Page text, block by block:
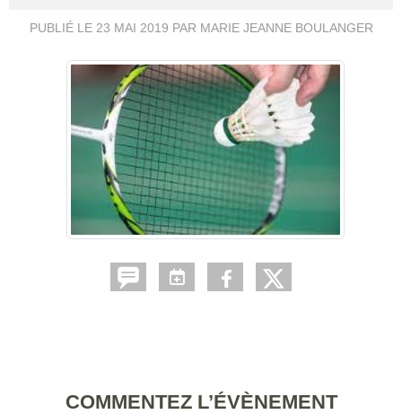
PUBLIÉ LE 23 MAI 2019 PAR MARIE JEANNE BOULANGER
COMMENTEZ L’ÉVÈNEMENT